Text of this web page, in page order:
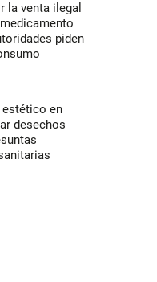
la venta ilegal
piden
estético en
desechos